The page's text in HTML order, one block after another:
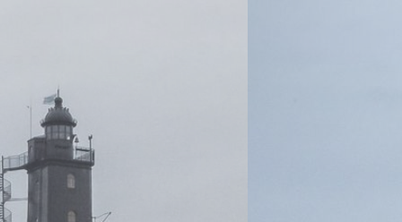
Wir über uns
Jedermann Regatten